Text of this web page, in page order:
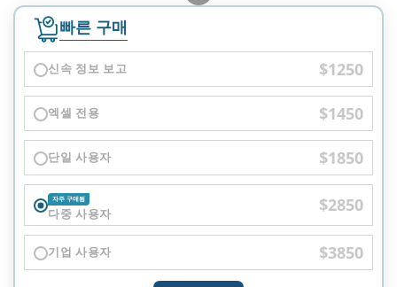
빠른 구매
신속 정보 보고 $1250
엑셀 전용 $1450
단일 사용자 $1850
자주 구매됨
다중 사용자 $2850
기업 사용자 $3850